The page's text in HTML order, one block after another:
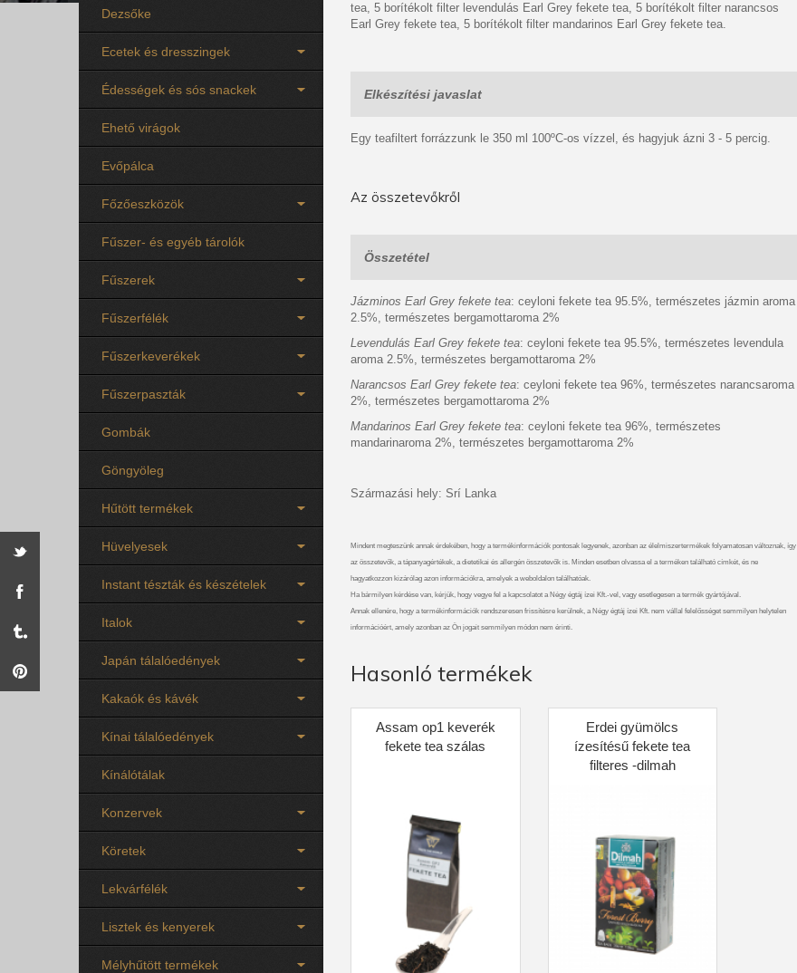
Dezsőke
Ecetek és dresszingek
Édességek és sós snackek
Ehető virágok
Evőpálca
Főzőeszközök
Fűszer- és egyéb tárolók
Fűszerek
Fűszerfélék
Fűszerkeverékek
Fűszerpaszták
Gombák
Göngyöleg
Hűtött termékek
Hüvelyesek
Instant tészták és készételek
Italok
Japán tálalóedények
Kakaók és kávék
Kínai tálalóedények
Kínálótálak
Konzervek
Köretek
Lekvárfélék
Lisztek és kenyerek
Mélyhűtött termékek
tea, 5 borítékolt filter levendulás Earl Grey fekete tea, 5 borítékolt filter narancsos
Earl Grey fekete tea, 5 borítékolt filter mandarinos Earl Grey fekete tea.
Elkészítési javaslat
Egy teafiltert forrázzunk le 350 ml 100ºC-os vízzel, és hagyjuk ázni 3 - 5 percig.
Az összetevőkről
Összetétel
Jázminos Earl Grey fekete tea: ceyloni fekete tea 95.5%, természetes jázmin aroma
2.5%, természetes bergamottaroma 2%
Levendulás Earl Grey fekete tea: ceyloni fekete tea 95.5%, természetes levendula
aroma 2.5%, természetes bergamottaroma 2%
Narancsos Earl Grey fekete tea: ceyloni fekete tea 96%, természetes narancsaroma
2%, természetes bergamottaroma 2%
Mandarinos Earl Grey fekete tea: ceyloni fekete tea 96%, természetes
mandarinaroma 2%, természetes bergamottaroma 2%
Származási hely: Srí Lanka
Mindent megteszünk annak érdekében, hogy a termékinformációk pontosak legyenek, azonban az élelmiszertermékek folyamatosan változnak, így
az összetevők, a tápanyagértékek, a dietetikai és allergén összetevők is. Minden esetben olvassa el a terméken található címkét, és ne
hagyatkozzon kizárólag azon információkra, amelyek a weboldalon találhatóak.
Ha bármilyen kérdése van, kérjük, hogy vegye fel a kapcsolatot a Négy égtáj ízei Kft.-vel, vagy esetlegesen a termék gyártójával.
Annak ellenére, hogy a termékinformációk rendszeresen frissítésre kerülnek, a Négy égtáj ízei Kft. nem vállal felelősséget semmilyen helytelen
információért, amely azonban az Ön jogait semmilyen módon nem érinti.
Hasonló termékek
Assam op1 keverék
fekete tea szálas
Erdei gyümölcs
ízesítésű fekete tea
filteres -dilmah